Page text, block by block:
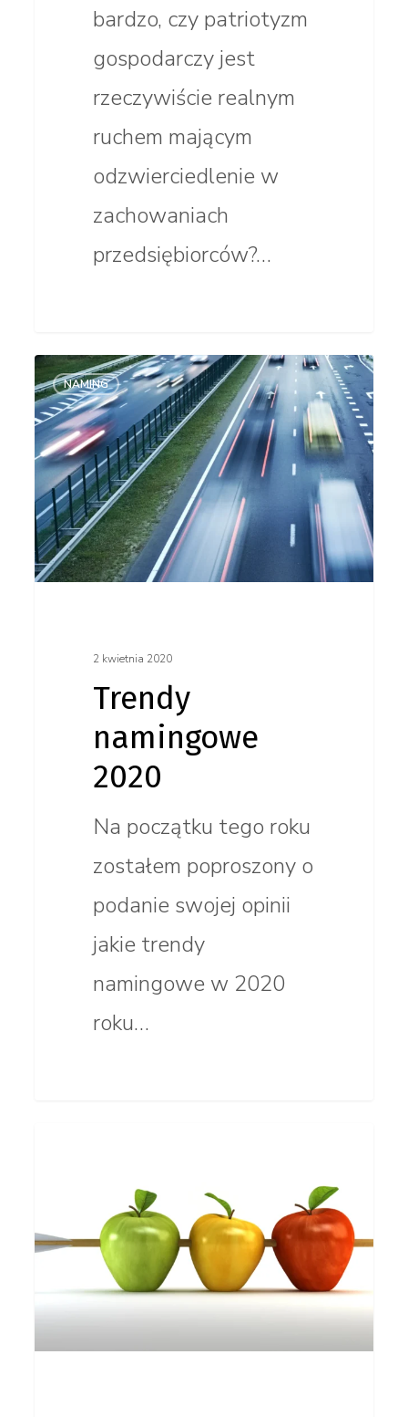
bardzo, czy patriotyzm
gospodarczy jest
rzeczywiście realnym
ruchem mającym
odzwierciedlenie w
zachowaniach
przedsiębiorców?…
Trendy
namingowe
2020
NAMING
2 kwietnia 2020
Trendy
namingowe
2020
Na początku tego roku
zostałem poproszony o
podanie swojej opinii
jakie trendy
namingowe w 2020
roku…
czy wszechogarniacz?
Naming
firmy
na poważnie!